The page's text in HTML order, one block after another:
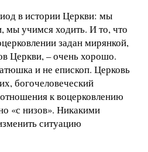
в истории Церкви: мы
мы учимся ходить. И то, что
задан мирянкой,
Церкви, – очень хорошо.
и не епископ. Церковь
богочеловеческий
к воцерковлению
«с низов». Никакими
ситуацию